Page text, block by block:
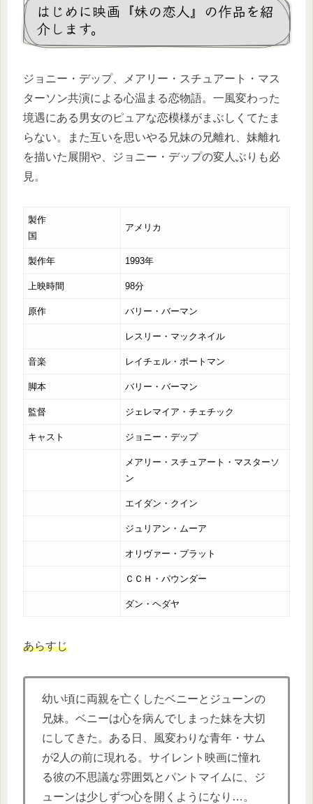
はじめに映画『妹の恋人』の作品を紹
介します。
ジョニー・デップ、メアリー・スチュアート・マス
ターソン共演による心温まる恋物語。一風変わった
境遇にある男女のピュアな恋模様がまぶしくてたま
らない。また互いを思いやる兄妹の兄離れ、妹離れ
を描いた展開や、ジョニー・デップの変人ぶりも必
見。
製作
国
アメリカ
製作年 1993年
上映時間 98分
原作 バリー・バーマン
レスリー・マックネイル
音楽 レイチェル・ポートマン
脚本 バリー・バーマン
監督 ジェレマイア・チェチック
キャスト ジョニー・デップ
メアリー・スチュアート・マスターソ
ン
エイダン・クイン
ジュリアン・ムーア
オリヴァー・プラット
ＣＣＨ・パウンダー
ダン・ヘダヤ
あらすじ
幼い頃に両親を亡くしたベニーとジューンの
兄妹。ベニーは心を病んでしまった妹を大切
にしてきた。ある日、風変わりな青年・サム
が2人の前に現れる。サイレント映画に憧れ
る彼の不思議な雰囲気とパントマイムに、ジ
ューンは少しずつ心を開くようになり…。